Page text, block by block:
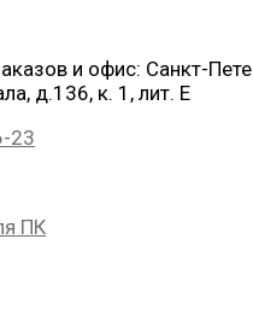
и офис: Санкт-
д.136, к. 1, лит. Е
23
ПК